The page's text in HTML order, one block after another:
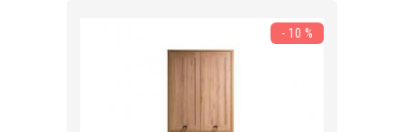
- 10 %